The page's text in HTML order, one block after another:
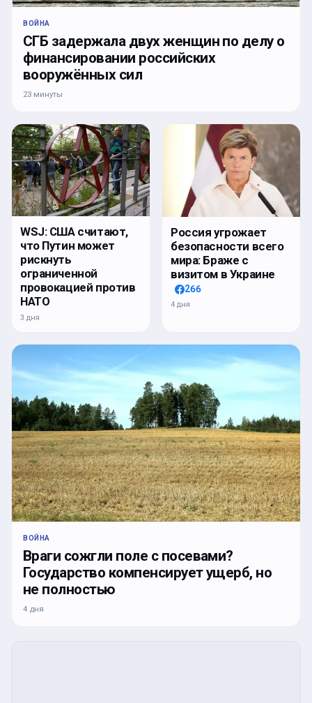
ВОЙНА
СГБ задержала двух женщин по делу о
финансировании российских
вооружённых сил
23 минуты
WSJ: США считают,
что Путин может
рискнуть
ограниченной
провокацией против
НАТО
3 дня
Россия угрожает
безопасности всего
мира: Браже с
визитом в Украине
266
4 дня
ВОЙНА
Враги сожгли поле с посевами?
Государство компенсирует ущерб, но
не полностью
4 дня